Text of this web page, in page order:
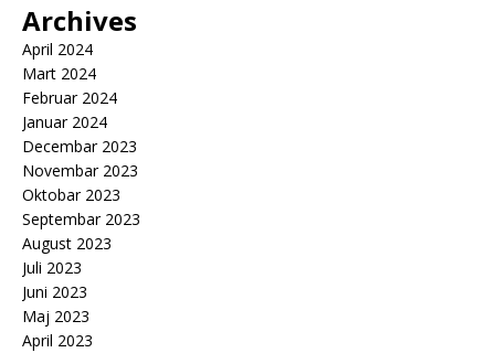
Archives
April 2024
Mart 2024
Februar 2024
Januar 2024
Decembar 2023
Novembar 2023
Oktobar 2023
Septembar 2023
August 2023
Juli 2023
Juni 2023
Maj 2023
April 2023